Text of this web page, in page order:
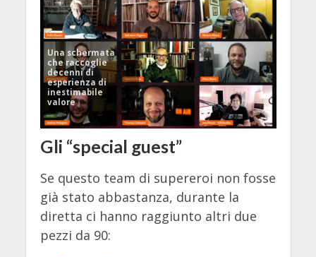
Una schermata
che raccoglie
decenni di
esperienza di
inestimabile
valore
Gli “special guest”
Se questo team di supereroi non fosse
già stato abbastanza, durante la
diretta ci hanno raggiunto altri due
pezzi da 90: